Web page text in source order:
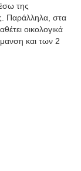
της
Παράλληλα, στα
οικολογικά
και των 2